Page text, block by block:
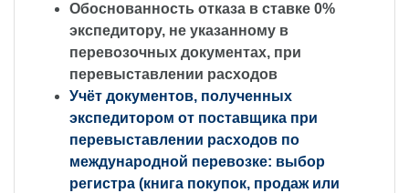
Обоснованность отказа в ставке 0%
экспедитору, не указанному в
перевозочных документах, при
перевыставлении расходов
Учёт документов, полученных
экспедитором от поставщика при
перевыставлении расходов по
международной перевозке: выбор
регистра (книга покупок, продаж или